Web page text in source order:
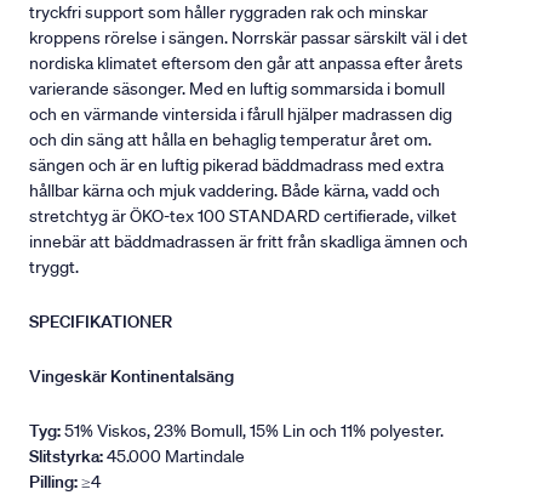
tryckfri support som håller ryggraden rak och minskar
kroppens rörelse i sängen. Norrskär passar särskilt väl i det
nordiska klimatet eftersom den går att anpassa efter årets
varierande säsonger. Med en luftig sommarsida i bomull
och en värmande vintersida i fårull hjälper madrassen dig
och din säng att hålla en behaglig temperatur året om.
sängen och är en luftig pikerad bäddmadrass med extra
hållbar kärna och mjuk vaddering. Både kärna, vadd och
stretchtyg är ÖKO-tex 100 STANDARD certifierade, vilket
innebär att bäddmadrassen är fritt från skadliga ämnen och
tryggt.
SPECIFIKATIONER
Vingeskär Kontinentalsäng
Tyg:51% Viskos, 23% Bomull, 15% Lin och 11% polyester.
Slitstyrka:45.000 Martindale
Pilling:≥4